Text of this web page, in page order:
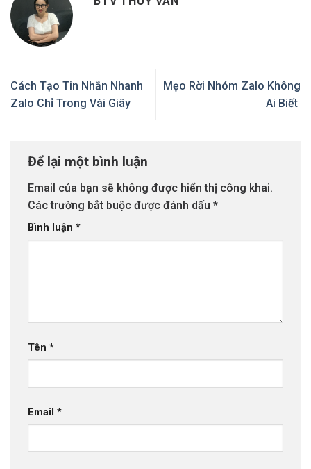
Cách Tạo Tin Nhắn Nhanh
Zalo Chỉ Trong Vài Giây
Mẹo Rời Nhóm Zalo Không
Ai Biết
Để lại một bình luận
Email của bạn sẽ không được hiển thị công khai.
Các trường bắt buộc được đánh dấu *
Bình luận *
Tên *
Email *